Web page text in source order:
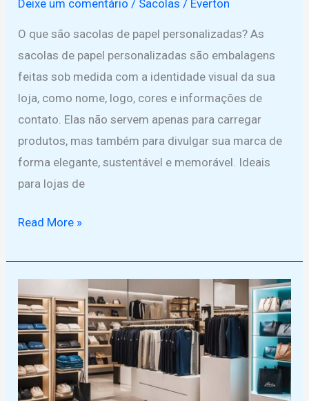
Deixe um comentário / Sacolas / Everton
O que são sacolas de papel personalizadas? As
sacolas de papel personalizadas são embalagens
feitas sob medida com a identidade visual da sua
loja, como nome, logo, cores e informações de
contato. Elas não servem apenas para carregar
produtos, mas também para divulgar sua marca de
forma elegante, sustentável e memorável. Ideais
para lojas de
Saiba
valorizar
marca
com
sacolas
de
papel
Read More »